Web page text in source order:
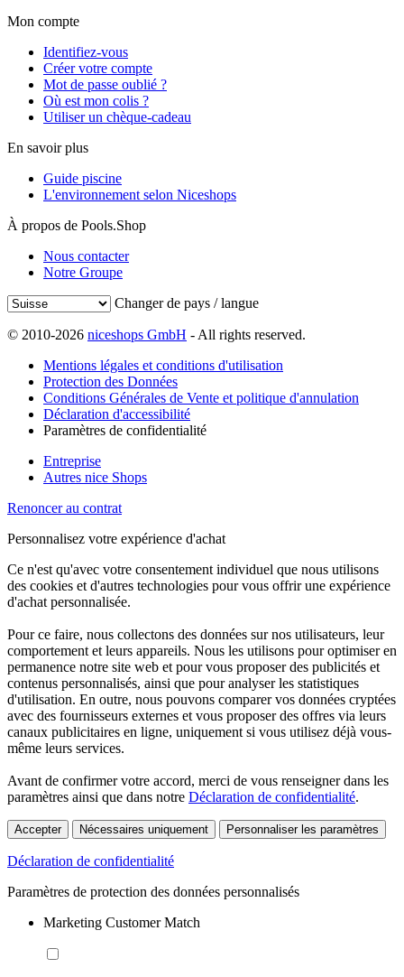
Mon compte
Identifiez-vous
Créer votre compte
Mot de passe oublié ?
Où est mon colis ?
Utiliser un chèque-cadeau
En savoir plus
Guide piscine
L'environnement selon Niceshops
À propos de Pools.Shop
Nous contacter
Notre Groupe
Changer de pays / langue
© 2010-2026 niceshops GmbH - All rights reserved.
Mentions légales et conditions d'utilisation
Protection des Données
Conditions Générales de Vente et politique d'annulation
Déclaration d'accessibilité
Paramètres de confidentialité
Entreprise
Autres nice Shops
Renoncer au contrat
Personnalisez votre expérience d'achat
Ce n'est qu'avec votre consentement individuel que nous utilisons
des cookies et d'autres technologies pour vous offrir une expérience
d'achat personnalisée.
Pour ce faire, nous collectons des données sur nos utilisateurs, leur
comportement et leurs appareils. Nous les utilisons pour optimiser en
permanence notre site web et pour vous proposer des publicités et
contenus personnalisés, ainsi que pour analyser les statistiques
d'utilisation. En outre, nous pouvons comparer vos données cryptées
avec des fournisseurs externes et vous proposer des offres via leurs
canaux publicitaires en ligne, uniquement si vous utilisez déjà vous-
même leurs services.
Avant de confirmer votre accord, merci de vous renseigner dans les
paramètres ainsi que dans notre Déclaration de confidentialité.
Accepter Nécessaires uniquement Personnaliser les paramètres
Déclaration de confidentialité
Paramètres de protection des données personnalisés
Marketing Customer Match